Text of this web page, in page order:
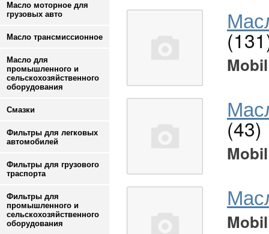
Масло моторное для
грузовых авто
Масло трансмиссионное
Масло для
промышленного и
сельскохозяйственного
оборудования
Смазки
Фильтры для легковых
автомобилей
Фильтры для грузового
траспорта
Фильтры для
промышленного и
сельскохозяйственного
оборудования
Mobil
(43)
Mobil
Mobil